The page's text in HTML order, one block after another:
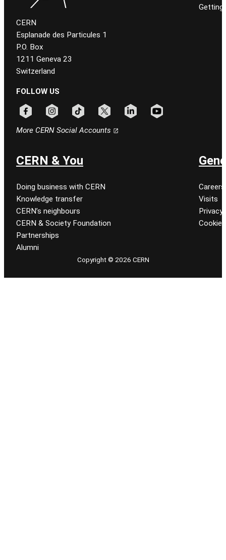
CERN
Esplanade des Particules 1
P.O. Box
1211 Geneva 23
Switzerland
FOLLOW US
More CERN Social Accounts
Getting
CERN & You
Doing business with CERN
Knowledge transfer
CERN’s neighbours
CERN & Society Foundation
Partnerships
Alumni
Careers
Visits
Privacy
Cookie
Copyright © 2026 CERN